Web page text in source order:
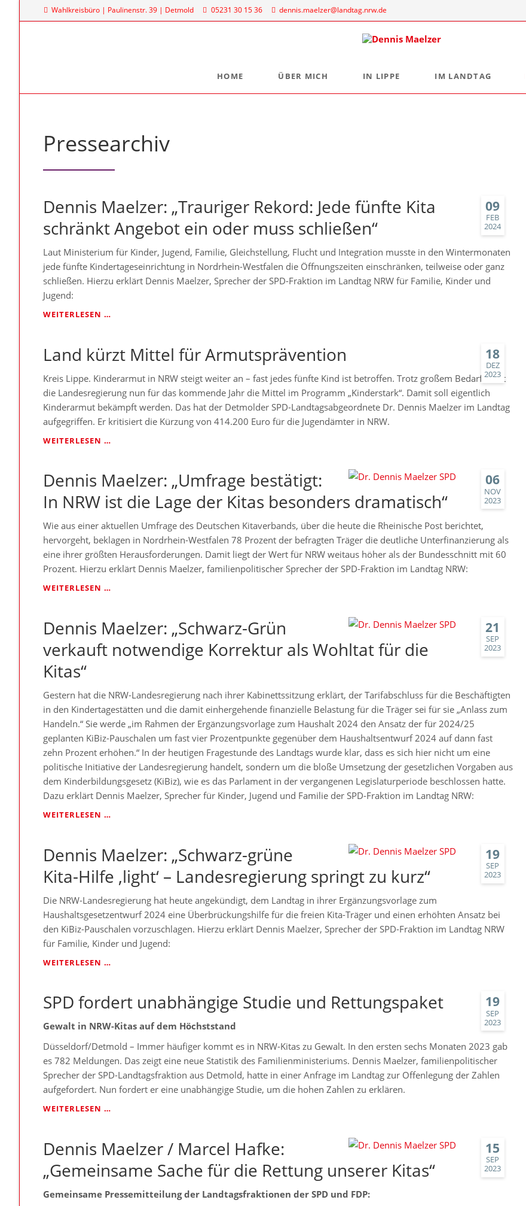
Wahlkreisbüro | Paulinenstr. 39 | Detmold 05231 30 15 36 dennis.maelzer@landtag.nrw.de
HOME ÜBER MICH IN LIPPE IM LANDTAG
Meine Anfragen
Pressearchiv
09
FEB
2024
Dennis Maelzer: „Trauriger Rekord: Jede fünfte Kita
schränkt Angebot ein oder muss schließen“
Laut Ministerium für Kinder, Jugend, Familie, Gleichstellung, Flucht und Integration musste in den Wintermonaten
jede fünfte Kindertageseinrichtung in Nordrhein-Westfalen die Öffnungszeiten einschränken, teilweise oder ganz
schließen. Hierzu erklärt Dennis Maelzer, Sprecher der SPD-Fraktion im Landtag NRW für Familie, Kinder und
Jugend:
WEITERLESEN …
REKORD:
JEDE
FÜNFTE
KITA
SCHRÄNKT
ANGEBOT
EIN
18
DEZ
2023
Land kürzt Mittel für Armutsprävention
Kreis Lippe. Kinderarmut in NRW steigt weiter an – fast jedes fünfte Kind ist betroffen. Trotz großem Bedarf kürzt
die Landesregierung nun für das kommende Jahr die Mittel im Programm „Kinderstark“. Damit soll eigentlich
Kinderarmut bekämpft werden. Das hat der Detmolder SPD-Landtagsabgeordnete Dr. Dennis Maelzer im Landtag
aufgegriffen. Er kritisiert die Kürzung von 414.200 Euro für die Jugendämter in NRW.
WEITERLESEN …
FÜR
ARMUTSPRÄVENTION
06
NOV
2023
Dennis Maelzer: „Umfrage bestätigt:
In NRW ist die Lage der Kitas besonders dramatisch“
Wie aus einer aktuellen Umfrage des Deutschen Kitaverbands, über die heute die Rheinische Post berichtet,
hervorgeht, beklagen in Nordrhein-Westfalen 78 Prozent der befragten Träger die deutliche Unterfinanzierung als
eine ihrer größten Herausforderungen. Damit liegt der Wert für NRW weitaus höher als der Bundesschnitt mit 60
Prozent. Hierzu erklärt Dennis Maelzer, familienpolitischer Sprecher der SPD-Fraktion im Landtag NRW:
WEITERLESEN …
BESTÄTIGT:
IN
NRW
IST
DER
KITAS
BESONDERS
DRAMATISCH“
21
SEP
2023
Dennis Maelzer: „Schwarz-Grün
verkauft notwendige Korrektur als Wohltat für die
Kitas“
Gestern hat die NRW-Landesregierung nach ihrer Kabinettssitzung erklärt, der Tarifabschluss für die Beschäftigten
in den Kindertagestätten und die damit einhergehende finanzielle Belastung für die Träger sei für sie „Anlass zum
Handeln.“ Sie werde „im Rahmen der Ergänzungsvorlage zum Haushalt 2024 den Ansatz der für 2024/25
geplanten KiBiz-Pauschalen um fast vier Prozentpunkte gegenüber dem Haushaltsentwurf 2024 auf dann fast
zehn Prozent erhöhen.“ In der heutigen Fragestunde des Landtags wurde klar, dass es sich hier nicht um eine
politische Initiative der Landesregierung handelt, sondern um die bloße Umsetzung der gesetzlichen Vorgaben aus
dem Kinderbildungsgesetz (KiBiz), wie es das Parlament in der vergangenen Legislaturperiode beschlossen hatte.
Dazu erklärt Dennis Maelzer, Sprecher für Kinder, Jugend und Familie der SPD-Fraktion im Landtag NRW:
WEITERLESEN …
GRÜN
VERKAUFT
NOTWENDIGE
KORREKTUR
ALS
WOHLTAT
FÜR
DIE
KITAS“
19
SEP
2023
Dennis Maelzer: „Schwarz-grüne
Kita-Hilfe ‚light‘ – Landesregierung springt zu kurz“
Die NRW-Landesregierung hat heute angekündigt, dem Landtag in ihrer Ergänzungsvorlage zum
Haushaltsgesetzentwurf 2024 eine Überbrückungshilfe für die freien Kita-Träger und einen erhöhten Ansatz bei
den KiBiz-Pauschalen vorzuschlagen. Hierzu erklärt Dennis Maelzer, Sprecher der SPD-Fraktion im Landtag NRW
für Familie, Kinder und Jugend:
WEITERLESEN …
GRÜNE
KITA-
HILFE
–
LANDESREGIERUNG
SPRINGT
ZU
KURZ“
19
SEP
2023
SPD fordert unabhängige Studie und Rettungspaket
Gewalt in NRW-Kitas auf dem Höchststand
Düsseldorf/Detmold – Immer häufiger kommt es in NRW-Kitas zu Gewalt. In den ersten sechs Monaten 2023 gab
es 782 Meldungen. Das zeigt eine neue Statistik des Familienministeriums. Dennis Maelzer, familienpolitischer
Sprecher der SPD-Landtagsfraktion aus Detmold, hatte in einer Anfrage im Landtag zur Offenlegung der Zahlen
aufgefordert. Nun fordert er eine unabhängige Studie, um die hohen Zahlen zu erklären.
WEITERLESEN …
UND
RETTUNGSPAKET
15
SEP
2023
Dennis Maelzer / Marcel Hafke:
„Gemeinsame Sache für die Rettung unserer Kitas“
Gemeinsame Pressemitteilung der Landtagsfraktionen der SPD und FDP: